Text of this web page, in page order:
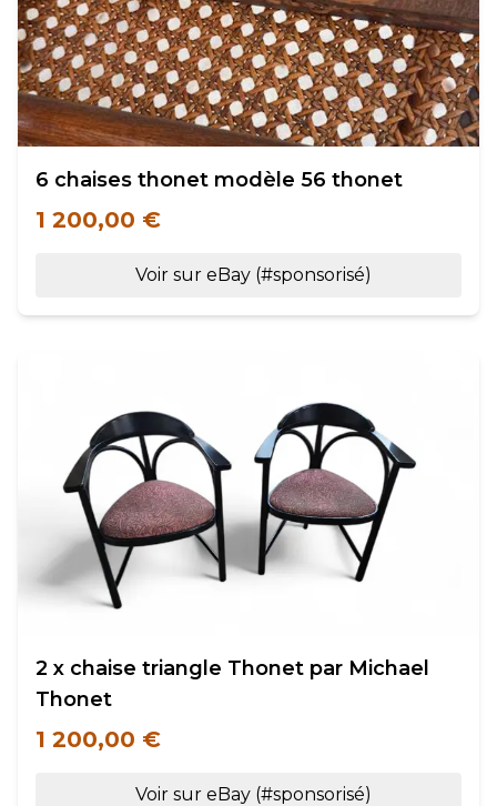
6 chaises thonet modèle 56 thonet
1 200,00 €
Voir sur eBay (#sponsorisé)
2 x chaise triangle Thonet par Michael
Thonet
1 200,00 €
Voir sur eBay (#sponsorisé)